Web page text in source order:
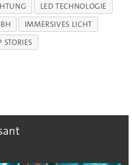
LED TECHNOLOGIE
IMMERSIVES LICHT
STORIES